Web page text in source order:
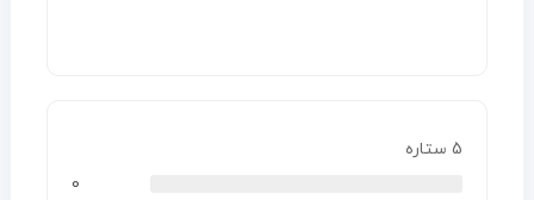
5 ستاره
0